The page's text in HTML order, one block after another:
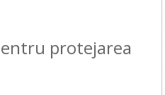
protejarea